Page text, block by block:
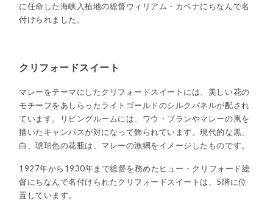
に任命した海峡入植地の総督ウィリアム・カベナにちなんで名
付けられました。
クリフォードスイート
マレーをテーマにしたクリフォードスイートには、美しい花の
モチーフをあしらったライトゴールドのシルクパネルが配され
ています。リビングルームには、ワウ・ブランやマレーの凧を
描いたキャンバスが対になって飾られています。現代的な黒、
白、琥珀色の花瓶は、マレーの漁網をイメージしたものです。
1927年から1930年まで総督を務めたヒュー・クリフォード総
督にちなんで名付けられたクリフォードスイートは、5階に位
置しています。